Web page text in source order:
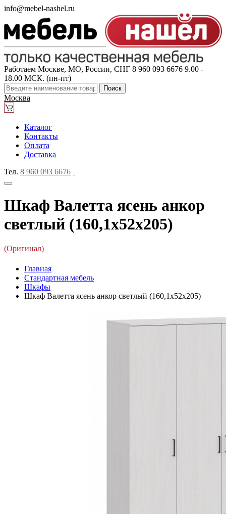
info@mebel-nashel.ru
Работаем Москве, МО, России, СНГ 8 960 093 6676 9.00 -
18.00 МСК. (пн-пт)
Поиск
Москва
Каталог
Контакты
Оплата
Доставка
Тел. 8 960 093 6676
Шкаф Валетта ясень анкор
светлый (160,1x52x205)
(Оригинал)
Главная
Стандартная мебель
Шкафы
Шкаф Валетта ясень анкор светлый (160,1x52x205)